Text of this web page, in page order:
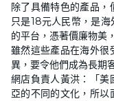
除了具備特色的產品，
只是18元人民幣，是
的平台，憑著價廉物美
雖然這些產品在海外
異，要令他們成為長期
網店負責人黃洪：「美
亞的不同的文化，所